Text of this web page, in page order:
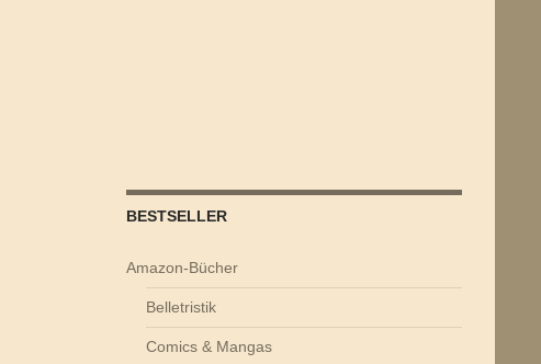
BESTSELLER
Amazon-Bücher
Belletristik
Comics & Mangas